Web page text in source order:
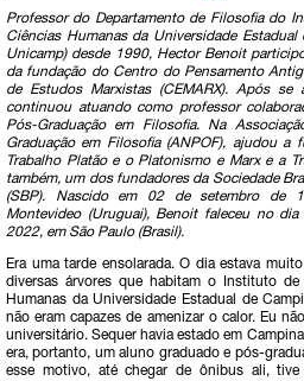
Professor do Departamento de Filosofia do
Ciências Humanas da Universidade Estadual
Unicamp) desde 1990, Hector Benoit
da fundação do Centro do Pensamento
de Estudos Marxistas (CEMARX). Após se
continuou atuando como professor
Pós-Graduação em Filosofia. Na
Graduação em Filosofia (ANPOF), ajudou a
Trabalho Platão e o Platonismo e Marx e a
também, um dos fundadores da Sociedade
(SBP). Nascido em 02 de setembro de
Montevideo (Uruguai), Benoit faleceu no
2022, em São Paulo (Brasil).
Era uma tarde ensolarada. O dia estava
diversas árvores que habitam o Instituto de
Humanas da Universidade Estadual de
não eram capazes de amenizar o calor. Eu
universitário. Sequer havia estado em
era, portanto, um aluno graduado e pós-
esse motivo, até chegar de ônibus ali, tive